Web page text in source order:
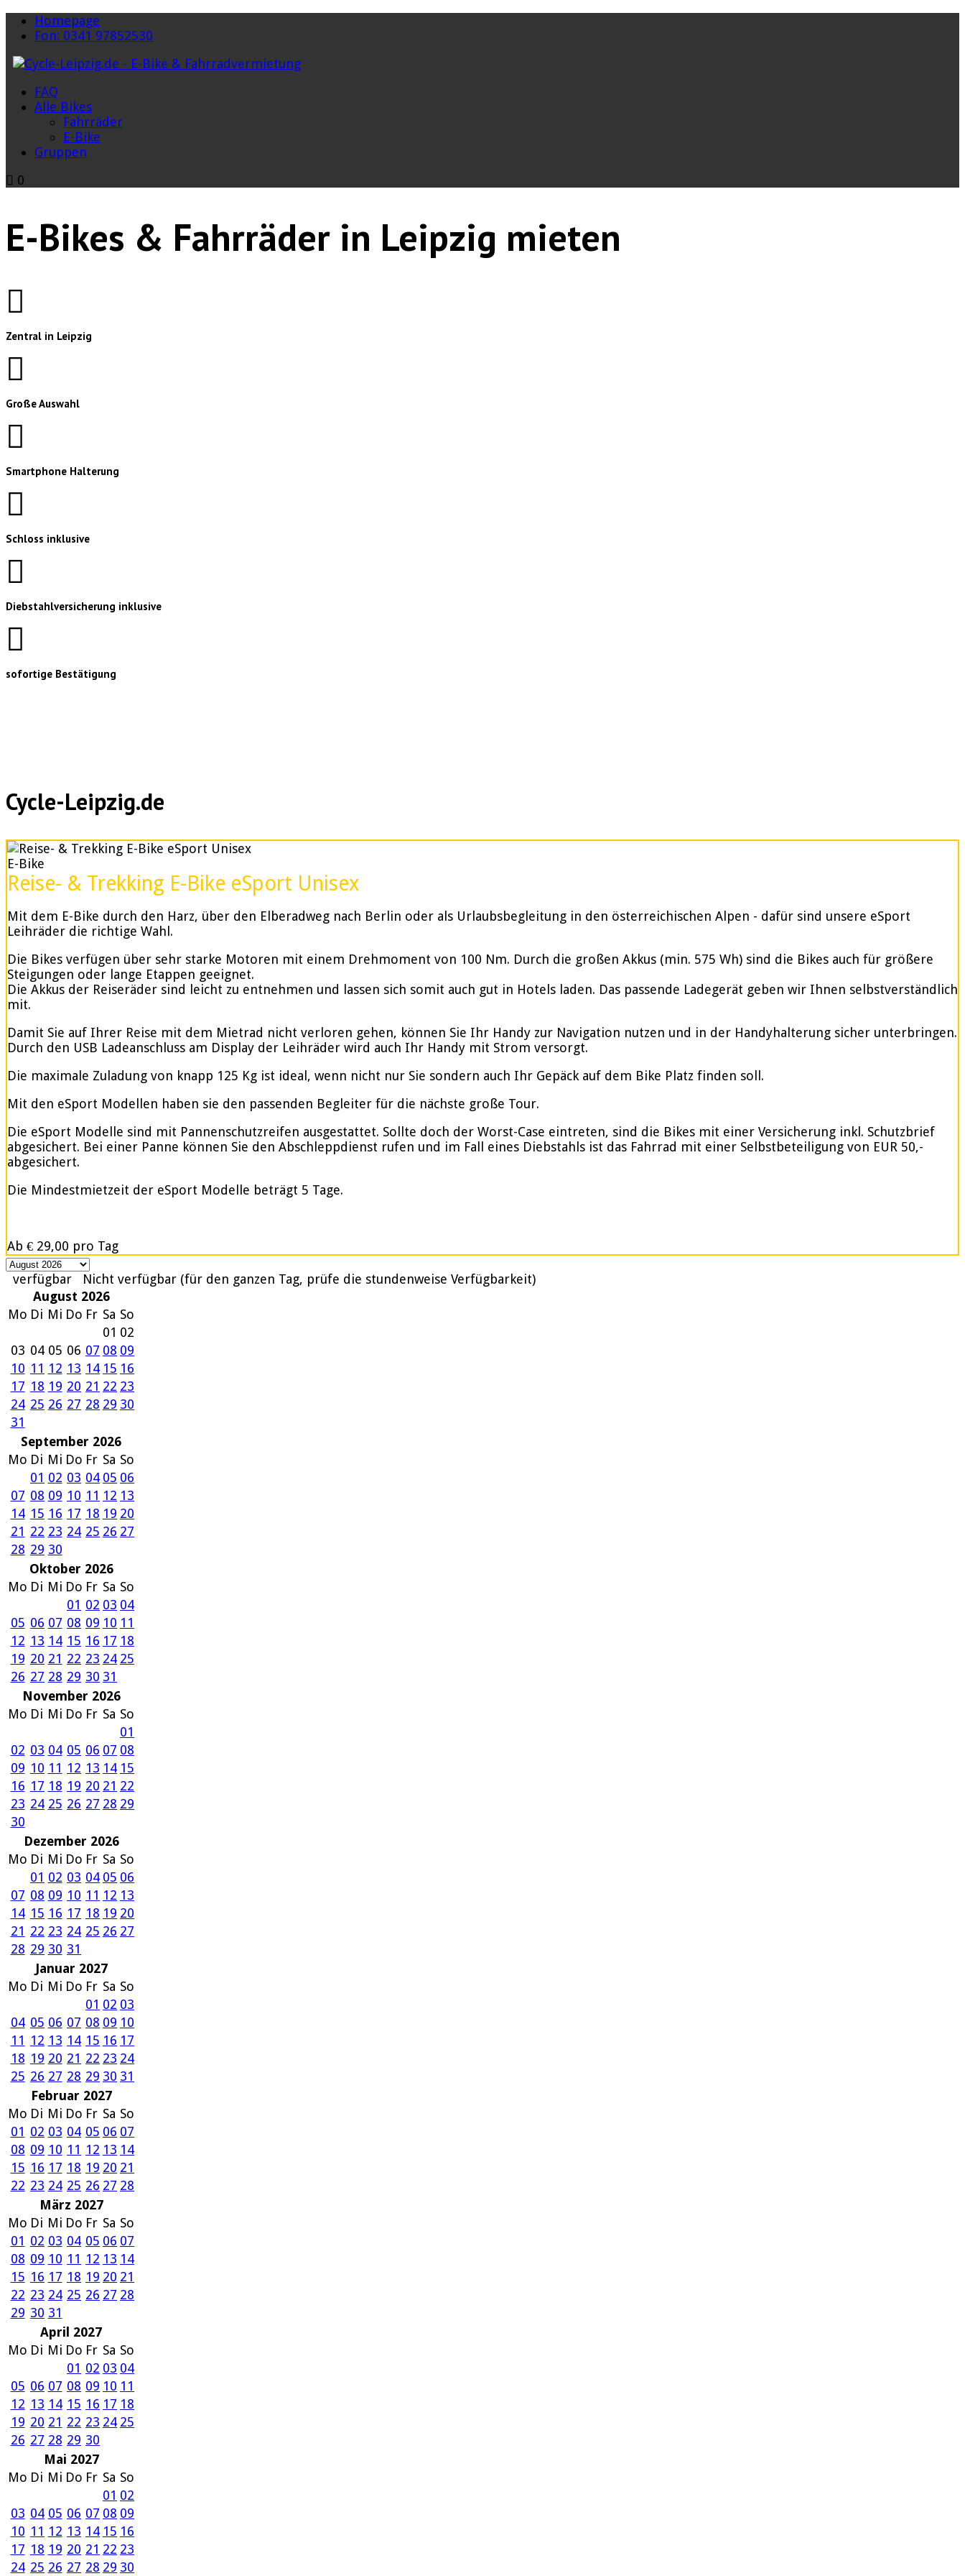
Homepage
Fon: 0341 97852530
FAQ
Alle Bikes
Fahrräder
E-Bike
Gruppen
0
E-Bikes & Fahrräder in Leipzig mieten
Zentral in Leipzig
Große Auswahl
Smartphone Halterung
Schloss inklusive
Diebstahlversicherung inklusive
sofortige Bestätigung
Cycle-Leipzig.de
E-Bike
Reise- & Trekking E-Bike eSport Unisex
Mit dem E-Bike durch den Harz, über den Elberadweg nach Berlin oder als Urlaubsbegleitung in den österreichischen Alpen - dafür sind unsere eSport
Leihräder die richtige Wahl.
Die Bikes verfügen über sehr starke Motoren mit einem Drehmoment von 100 Nm. Durch die großen Akkus (min. 575 Wh) sind die Bikes auch für größere
Steigungen oder lange Etappen geeignet.
Die Akkus der Reiseräder sind leicht zu entnehmen und lassen sich somit auch gut in Hotels laden. Das passende Ladegerät geben wir Ihnen selbstverständlich
mit.
Damit Sie auf Ihrer Reise mit dem Mietrad nicht verloren gehen, können Sie Ihr Handy zur Navigation nutzen und in der Handyhalterung sicher unterbringen.
Durch den USB Ladeanschluss am Display der Leihräder wird auch Ihr Handy mit Strom versorgt.
Die maximale Zuladung von knapp 125 Kg ist ideal, wenn nicht nur Sie sondern auch Ihr Gepäck auf dem Bike Platz finden soll.
Mit den eSport Modellen haben sie den passenden Begleiter für die nächste große Tour.
Die eSport Modelle sind mit Pannenschutzreifen ausgestattet. Sollte doch der Worst-Case eintreten, sind die Bikes mit einer Versicherung inkl. Schutzbrief
abgesichert. Bei einer Panne können Sie den Abschleppdienst rufen und im Fall eines Diebstahls ist das Fahrrad mit einer Selbstbeteiligung von EUR 50,-
abgesichert.
Die Mindestmietzeit der eSport Modelle beträgt 5 Tage.
Ab € 29,00 pro Tag
verfügbar
Nicht verfügbar (für den ganzen Tag, prüfe die stundenweise Verfügbarkeit)
August 2026
Mo Di Mi Do Fr Sa So
01 02
03 04 05 06 07 08 09
10 11 12 13 14 15 16
17 18 19 20 21 22 23
24 25 26 27 28 29 30
31
September 2026
Mo Di Mi Do Fr Sa So
01 02 03 04 05 06
07 08 09 10 11 12 13
14 15 16 17 18 19 20
21 22 23 24 25 26 27
28 29 30
Oktober 2026
Mo Di Mi Do Fr Sa So
01 02 03 04
05 06 07 08 09 10 11
12 13 14 15 16 17 18
19 20 21 22 23 24 25
26 27 28 29 30 31
November 2026
Mo Di Mi Do Fr Sa So
01
02 03 04 05 06 07 08
09 10 11 12 13 14 15
16 17 18 19 20 21 22
23 24 25 26 27 28 29
30
Dezember 2026
Mo Di Mi Do Fr Sa So
01 02 03 04 05 06
07 08 09 10 11 12 13
14 15 16 17 18 19 20
21 22 23 24 25 26 27
28 29 30 31
Januar 2027
Mo Di Mi Do Fr Sa So
01 02 03
04 05 06 07 08 09 10
11 12 13 14 15 16 17
18 19 20 21 22 23 24
25 26 27 28 29 30 31
Februar 2027
Mo Di Mi Do Fr Sa So
01 02 03 04 05 06 07
08 09 10 11 12 13 14
15 16 17 18 19 20 21
22 23 24 25 26 27 28
März 2027
Mo Di Mi Do Fr Sa So
01 02 03 04 05 06 07
08 09 10 11 12 13 14
15 16 17 18 19 20 21
22 23 24 25 26 27 28
29 30 31
April 2027
Mo Di Mi Do Fr Sa So
01 02 03 04
05 06 07 08 09 10 11
12 13 14 15 16 17 18
19 20 21 22 23 24 25
26 27 28 29 30
Mai 2027
Mo Di Mi Do Fr Sa So
01 02
03 04 05 06 07 08 09
10 11 12 13 14 15 16
17 18 19 20 21 22 23
24 25 26 27 28 29 30